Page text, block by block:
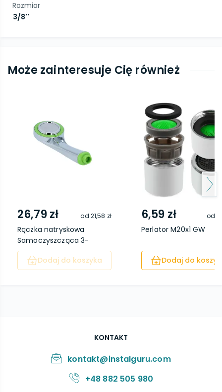
Rozmiar
3/8''
Może zainteresuje Cię również
26,79 zł od 21,58 zł
Rączka natryskowa
Samoczyszcząca 3-
funkc...
Dodaj do koszyka
6,59 zł od
Perlator M20x1 GW
Dodaj do
KONTAKT
kontakt@instalguru.com
+48 882 505 980